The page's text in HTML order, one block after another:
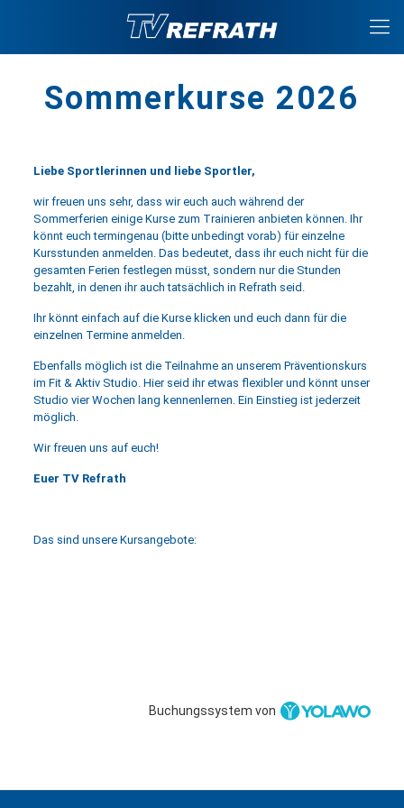
Sommerkurse 2026
Liebe Sportlerinnen und liebe Sportler,
wir freuen uns sehr, dass wir euch auch während der
Sommerferien einige Kurse zum Trainieren anbieten können. Ihr
könnt euch termingenau (bitte unbedingt vorab) für einzelne
Kursstunden anmelden. Das bedeutet, dass ihr euch nicht für die
gesamten Ferien festlegen müsst, sondern nur die Stunden
bezahlt, in denen ihr auch tatsächlich in Refrath seid.
Ihr könnt einfach auf die Kurse klicken und euch dann für die
einzelnen Termine anmelden.
Ebenfalls möglich ist die Teilnahme an unserem Präventionskurs
im Fit & Aktiv Studio. Hier seid ihr etwas flexibler und könnt unser
Studio vier Wochen lang kennenlernen. Ein Einstieg ist jederzeit
möglich.
Wir freuen uns auf euch!
Euer TV Refrath
Das sind unsere Kursangebote:
Buchungssystem von